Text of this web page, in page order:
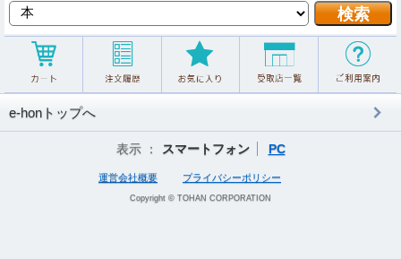
e-honトップへ
表示 ： スマートフォン PC
運営会社概要 プライバシーポリシー
Copyright © TOHAN CORPORATION